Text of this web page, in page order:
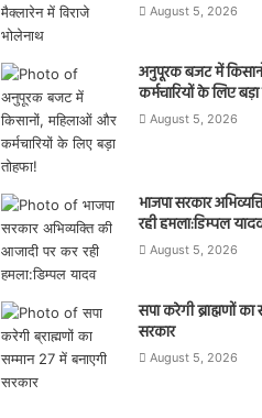
August 5, 2026
अनुपूरक बजट में
कर्मचारियों के लिए
August 5, 2026
भाजपा सरकार
रही हमला:डिम्पल
August 5, 2026
सपा करेगी ब्राह्मणों
सरकार
August 5, 2026